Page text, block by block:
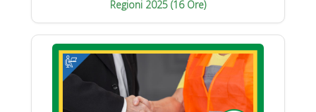
Regioni 2025 (16 Ore)